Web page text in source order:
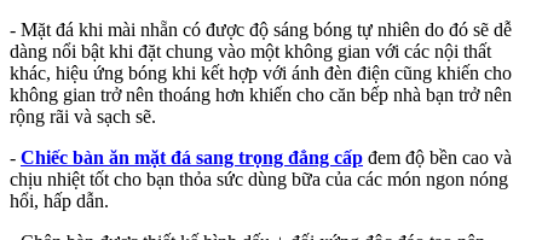
- Mặt đá khi mài nhẵn có được độ sáng bóng tự nhiên do đó sẽ dễ
dàng nổi bật khi đặt chung vào một không gian với các nội thất
khác, hiệu ứng bóng khi kết hợp với ánh đèn điện cũng khiến cho
không gian trở nên thoáng hơn khiến cho căn bếp nhà bạn trở nên
rộng rãi và sạch sẽ.
- Chiếc bàn ăn mặt đá sang trọng đẳng cấp đem độ bền cao và
chịu nhiệt tốt cho bạn thỏa sức dùng bữa của các món ngon nóng
hổi, hấp dẫn.